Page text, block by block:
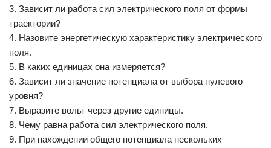
3. Зависит ли работа сил электрического поля от формы
траектории?
4. Назовите энергетическую характеристику электрического
поля.
5. В каких единицах она измеряется?
6. Зависит ли значение потенциала от выбора нулевого
уровня?
7. Выразите вольт через другие единицы.
8. Чему равна работа сил электрического поля.
9. При нахождении общего потенциала нескольких